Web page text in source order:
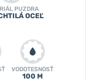
PUZDRA
OCEĽ
VODOTESNOSŤ
100 M